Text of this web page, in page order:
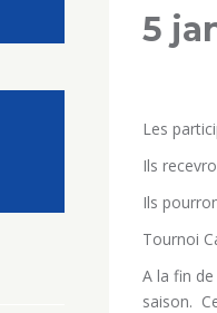
5
Les
Ils
Ils
Tournoi
A la fin
saison.